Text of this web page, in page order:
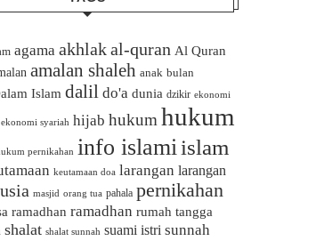
agama akhlakal-quran Al Quran
amalan shaleh anak bulan
Islam dalil do'a dunia dzikir ekonomi
ekonomi syariah hijab hukum hukum
pernikahan info islamiislam
keutamaan doa larangan larangan
masjid orang tua pahala pernikahan
ramadhan ramadhan rumah tangga
shalat shalat sunnah suami istri sunnah